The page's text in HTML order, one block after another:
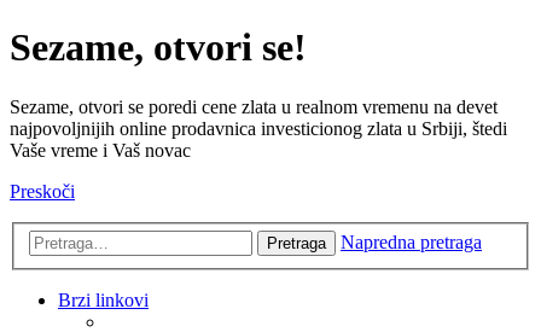
Sezame, otvori se!
Sezame, otvori se poredi cene zlata u realnom vremenu na devet
najpovoljnijih online prodavnica investicionog zlata u Srbiji, štedi
Vaše vreme i Vaš novac
Preskoči
Pretraga Napredna pretraga
Brzi linkovi